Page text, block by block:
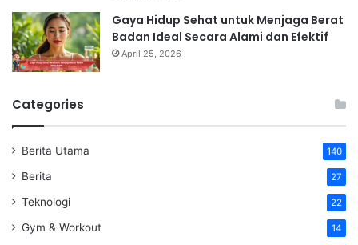
Gaya Hidup Sehat untuk Menjaga Berat
Badan Ideal Secara Alami dan Efektif
April 25, 2026
Categories
Berita Utama 140
Berita 27
Teknologi 22
Gym & Workout 14